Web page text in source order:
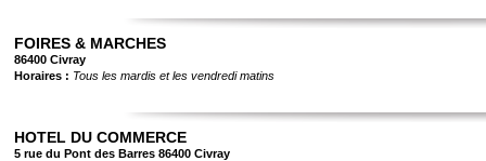
FOIRES & MARCHES
86400 Civray
Horaires : Tous les mardis et les vendredi matins
HOTEL DU COMMERCE
5 rue du Pont des Barres 86400 Civray